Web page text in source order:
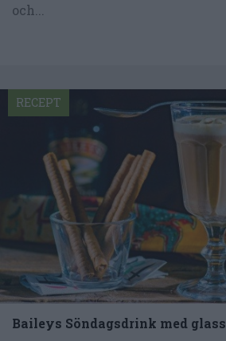
och...
Baileys Söndagsdrink med glass
RECEPT